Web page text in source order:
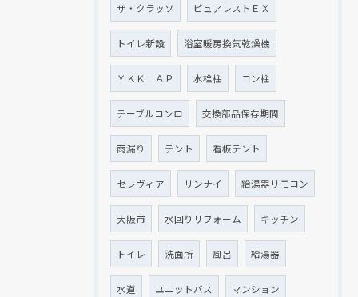
ザ・クラッソ ピュアレストＥＸ
トイレ新設 浴室暖房換気乾燥機
ＹＫＫ ＡＰ 水栓柱 コン柱
テーブルコンロ 交換部品保存期間
雨漏り テント 看板テント
セレヴィア リンナイ 給湯器リモコン
大阪市 水回りリフォーム キッチン
トイレ 洗面所 風呂 給湯器
水道 ユニットバス マンション